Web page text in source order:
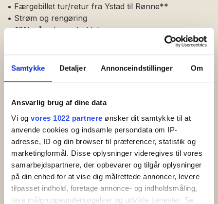
Samtykke Detaljer Annonceindstillinger Om
Ansvarlig brug af dine data
Vi og vores 1022 partnere ønsker dit samtykke til at
anvende cookies og indsamle persondata om IP-
adresse, ID og din browser til præferencer, statistik og
marketingformål. Disse oplysninger videregives til vores
samarbejdspartnere, der opbevarer og tilgår oplysninger
på din enhed for at vise dig målrettede annoncer, levere
tilpasset indhold, foretage annonce- og indholdsmåling,
lave målgruppeundersøgelser og udvikle tjenester. Se
• Færgebillet tur/retur fra Ystad til Rønne**
• Strøm og rengøring
•-10% på selve opholdet
* Sådan sparer du 10%:Skriv ”Sommerhus” i feltet
”Beskeder eller anmodninger”, inden du afslutter din
fratrukket.Bemærk, at priserne, du ser imens du
sender den ændrede bekræftelse til dig. Rabatten
gælder kun nye bookinger og kan ikke kombineres
med andre rabatter. Rabatten gælder kun de
overnatningssteder, der indgår i denne pakke, og kan
ikke anvendes på andre ophold.
** Husk at vælge biltype ("Køretøj")i
bestillingsboksen, når du bestiller din pakkerejse – det